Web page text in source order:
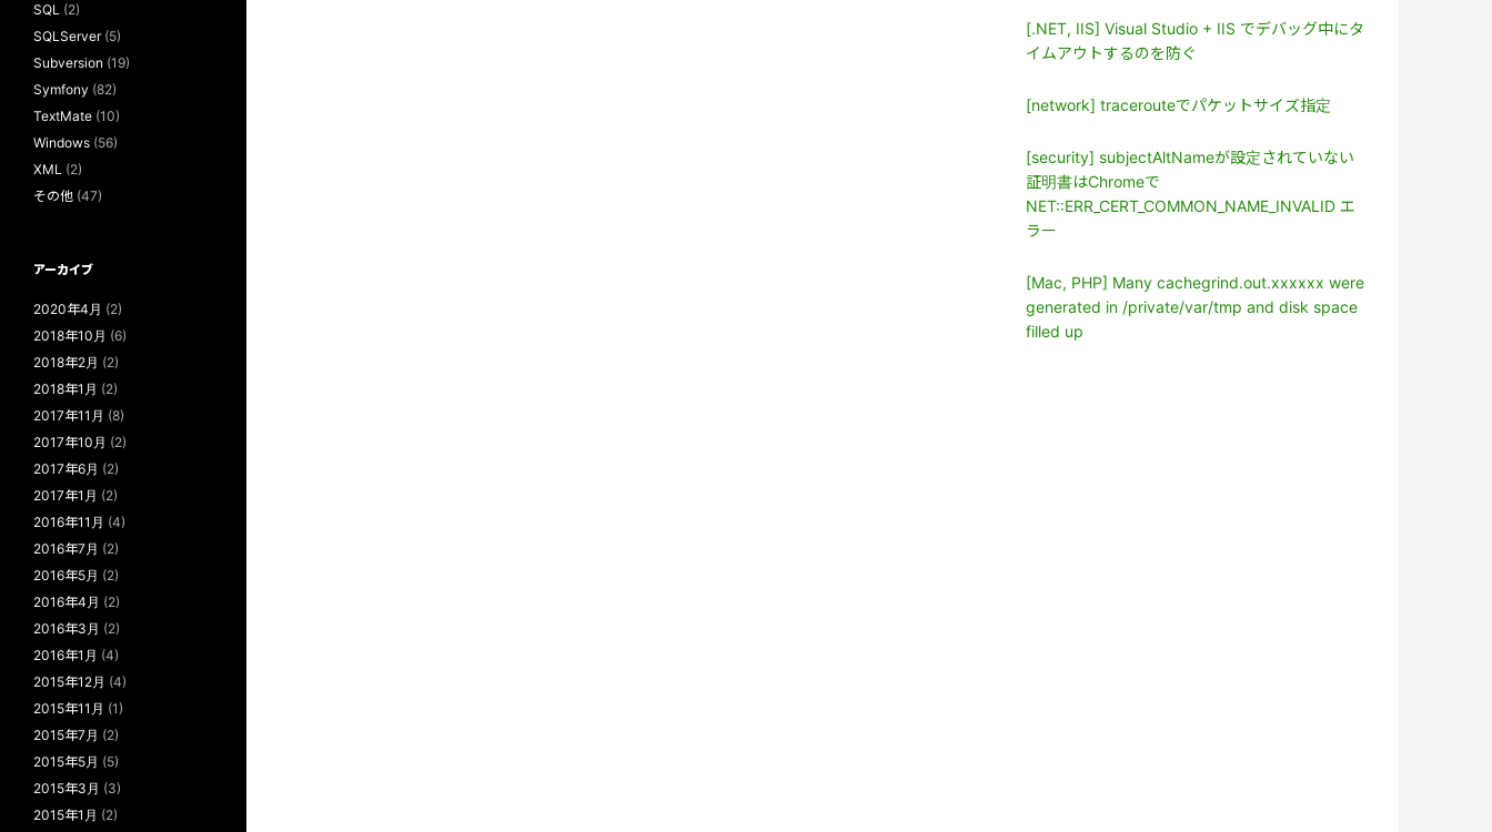
[.NET, IIS] Visual Studio + IIS でデバッグ中にタ
イムアウトするのを防ぐ
[network] tracerouteでパケットサイズ指定
[security] subjectAltNameが設定されていない
証明書はChromeで
NET::ERR_CERT_COMMON_NAME_INVALID エ
ラー
[Mac, PHP] Many cachegrind.out.xxxxxx were
generated in /private/var/tmp and disk space
filled up
SQL (2)
SQLServer(5)
Subversion (19)
Symfony (82)
TextMate (10)
Windows (56)
XML (2)
その他 (47)
アーカイブ
2020年4月 (2)
2018年10月 (6)
2018年2月 (2)
2018年1月 (2)
2017年11月 (8)
2017年10月 (2)
2017年6月 (2)
2017年1月 (2)
2016年11月 (4)
2016年7月 (2)
2016年5月 (2)
2016年4月 (2)
2016年3月 (2)
2016年1月 (4)
2015年12月 (4)
2015年11月 (1)
2015年7月 (2)
2015年5月 (5)
2015年3月 (3)
2015年1月 (2)